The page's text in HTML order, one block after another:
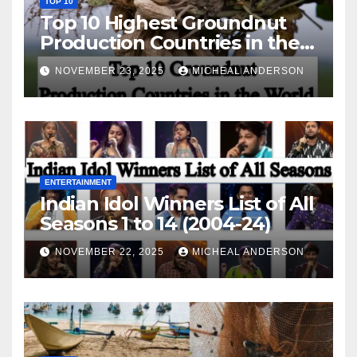
Top 10 Highest Groundnut
Production Countries in the
World
NOVEMBER 23, 2025 MICHEAL ANDERSON
ENTERTAINMENT
Indian Idol Winners List of All
Seasons 1 to 14 (2004-24)
NOVEMBER 22, 2025 MICHEAL ANDERSON